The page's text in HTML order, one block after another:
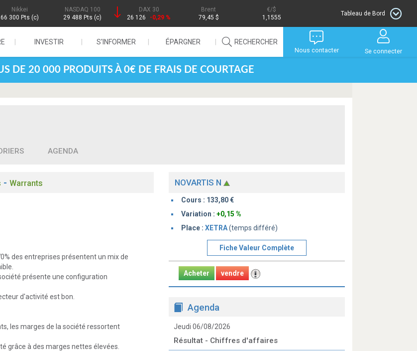
Nikkei
66 300 Pts (c)
NASDAQ 100
29 488 Pts (c)
DAX 30
26 126
-0,29 %
Brent
79,45 $
/$
1,1555
Tableau de Bord
INVESTIR S'INFORMER ÉPARGNER RECHERCHER
Nous contacter Se connecter
DE 20 000 PRODUITS À 0€ DE FRAIS DE COURTAGE
AGENDA
- Warrants
des entreprises présentent un mix de
présente une configuration
d'activité est bon.
les marges de la société ressortent
grâce à des marges nettes élevées.
NOVARTIS N
Cours : 133,80
Variation : +0,15 %
Place :XETRA(temps différé)
Fiche Valeur Complète
Acheter vendre
Agenda
Jeudi 06/08/2026
Résultat - Chiffres d'affaires